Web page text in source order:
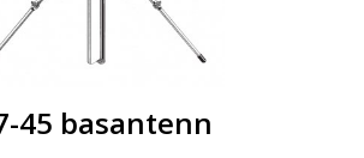
45 basantenn